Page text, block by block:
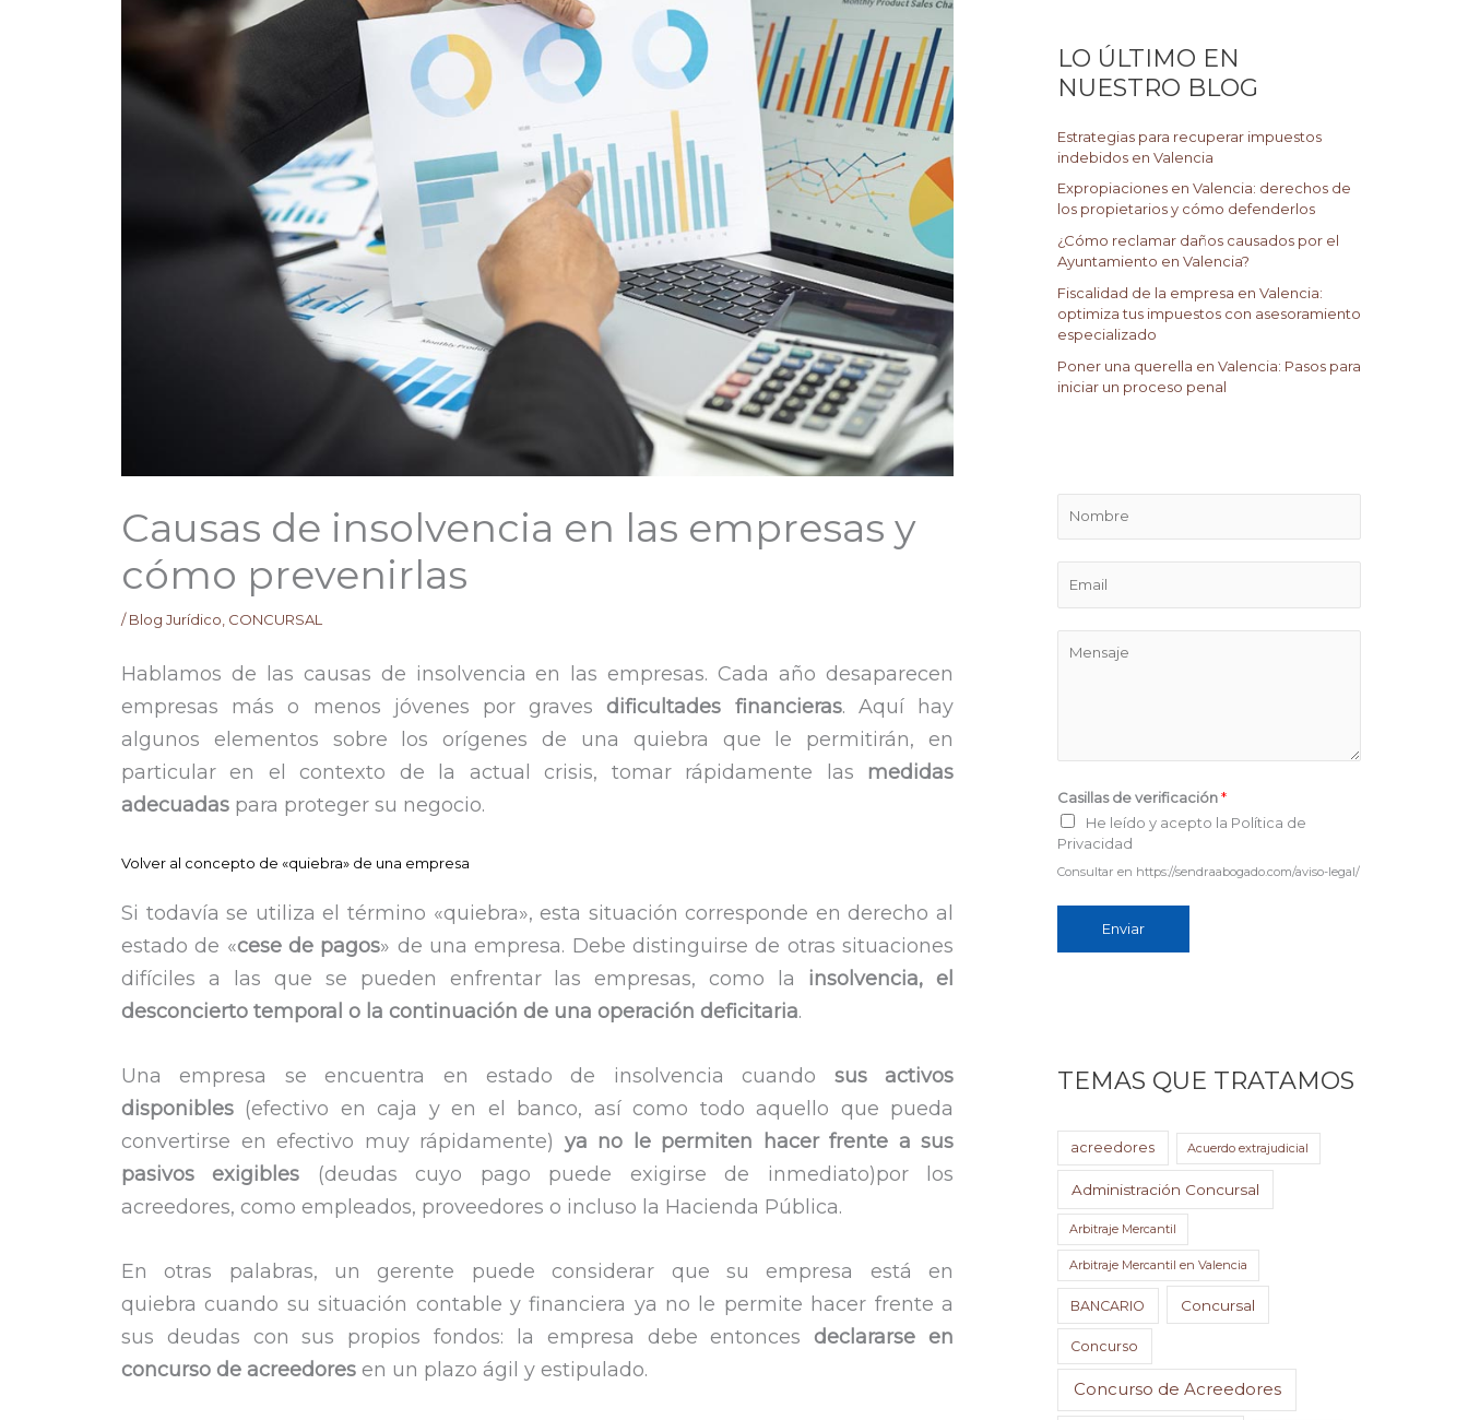
Causas de insolvencia en las empresas y
cómo prevenirlas
/Blog Jurídico CONCURSAL
Hablamos de las causas de insolvencia en las empresas. Cada año desaparecen
empresas más o menos jóvenes por gravesdificultades financieras. Aquí hay
algunos elementos sobre los orígenes de una quiebra que le permitirán, en
particular en el contexto de la actual crisis, tomar rápidamente las medidas
adecuadas para proteger su negocio.
Volver al concepto de «quiebra» de una empresa
Si todavía se utiliza el término «quiebra», esta situación corresponde en derecho al
estado de «cese de pagos» de una empresa. Debe distinguirse de otras situaciones
difíciles a las que se pueden enfrentar las empresas, como la insolvencia, el
desconcierto temporal o la continuación de una operación deficitaria.
Una empresa se encuentra en estado de insolvencia cuando sus activos
disponibles (efectivo en caja y en el banco, así como todo aquello que pueda
convertirse en efectivo muy rápidamente) ya no le permiten hacer frente a sus
pasivos exigibles (deudas cuyo pago puede exigirse de inmediato)por los
acreedores, como empleados, proveedores o incluso la Hacienda Pública.
En otras palabras, un gerente puede considerar que su empresa está en
quiebra cuando su situación contable y financiera ya no le permite hacer frente a
sus deudas con sus propios fondos: la empresa debe entoncesdeclararse en
concurso de acreedores en un plazo ágil y estipulado.
p
r
LO ÚLTIMO EN
NUESTRO BLOG
Estrategias para recuperar impuestos
indebidos en Valencia
Expropiaciones en Valencia: derechos de
los propietarios y cómo defenderlos
¿Cómo reclamar daños causados por el
Ayuntamiento en Valencia?
Fiscalidad de la empresa en Valencia:
optimiza tus impuestos con asesoramiento
especializado
Poner una querella en Valencia: Pasos para
iniciar un proceso penal
m
a
e
*
Casillas de verificación*
He leído y acepto la Política de
Privacidad
Consultar en https://sendraabogado.com/aviso-legal/
Enviar
TEMAS QUE TRATAMOS
acreedores Acuerdo extrajudicial
Administración Concursal
Arbitraje Mercantil
Arbitraje Mercantil en Valencia
BANCARIO Concursal
Concurso
Concurso de Acreedores